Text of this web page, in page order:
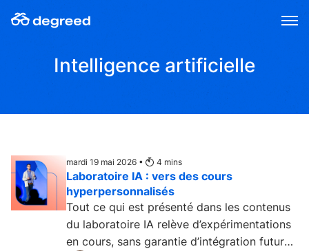
au
Intelligence artificielle
mardi 19 mai 2026 • 4 mins
Laboratoire IA : vers des cours
hyperpersonnalisés
Tout ce qui est présenté dans les contenus
du laboratoire IA relève d’expérimentations
en cours, sans garantie d’intégration future